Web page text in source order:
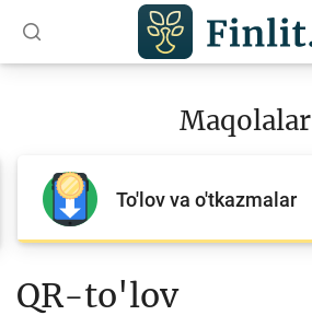
Barcha maqolalar
Bank agentlari uchun
Maqolalar
To'lov va o'tkazmalar
QR-to'lov